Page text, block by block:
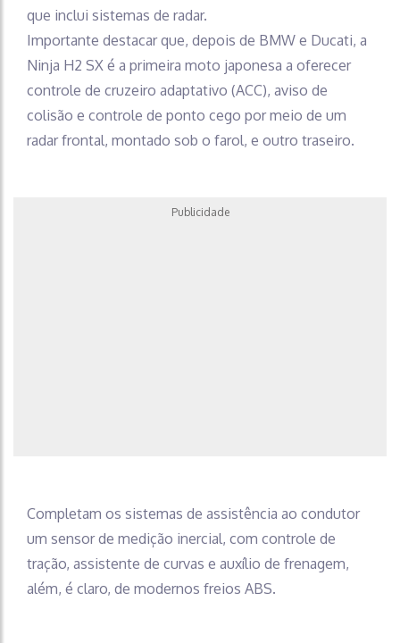
que inclui sistemas de radar.
Importante destacar que, depois de BMW e Ducati, a
Ninja H2 SX é a primeira moto japonesa a oferecer
controle de cruzeiro adaptativo (ACC), aviso de
colisão e controle de ponto cego por meio de um
radar frontal, montado sob o farol, e outro traseiro.
Publicidade
Completam os sistemas de assistência ao condutor
um sensor de medição inercial, com controle de
tração, assistente de curvas e auxílio de frenagem,
além, é claro, de modernos freios ABS.